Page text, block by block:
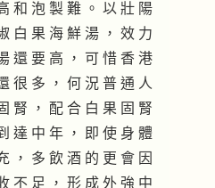
和 泡 製 難 。 以 壯 陽
白 果 海 鮮 湯 ， 效 力
還 要 高 ， 可 惜 香 港
很 多 ， 何 況 普 通 人
腎 ， 配 合 白 果 固 腎
達 中 年 ， 即 使 身 體
， 多 飲 酒 的 更 會 因
不 足 ， 形 成 外 強 中